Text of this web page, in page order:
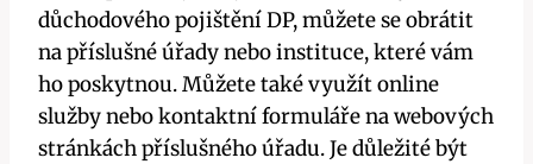
důchodového pojištění DP, můžete se obrátit
na příslušné úřady nebo instituce, které vám
ho poskytnou. Můžete také využít online
služby nebo kontaktní formuláře na webových
stránkách příslušného úřadu. Je důležité být